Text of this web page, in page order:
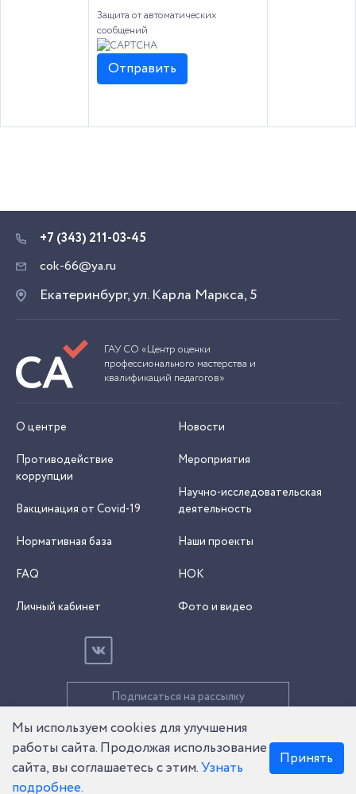
Защита от автоматических
сообщений
ГАУ СО «Центр оценки
профессионального мастерства и
квалификаций педагогов»
О центре
Противодействие
коррупции
Вакцинация от Covid-19
Нормативная база
FAQ
Личный кабинет
Подписаться на рассылку
Новости
Мероприятия
Научно-исследовательская
деятельность
Наши проекты
НОК
Фото и видео
+7 (343) 211-03-45
cok-66@ya.ru
Екатеринбург, ул. Карла Маркса, 5
© 2026 Все права защищены
Карта сайта
Политика обработки данных
Мы используем cookies для улучшения
работы сайта. Продолжая использование
сайта, вы соглашаетесь с этим.Узнать
подробнее.
Принять